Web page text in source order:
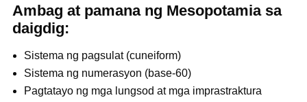
Ambag at pamana ng Mesopotamia sa
daigdig:
Sistema ng pagsulat (cuneiform)
Sistema ng numerasyon (base-60)
Pagtatayo ng mga lungsod at mga imprastraktura